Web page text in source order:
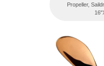
Propeller,